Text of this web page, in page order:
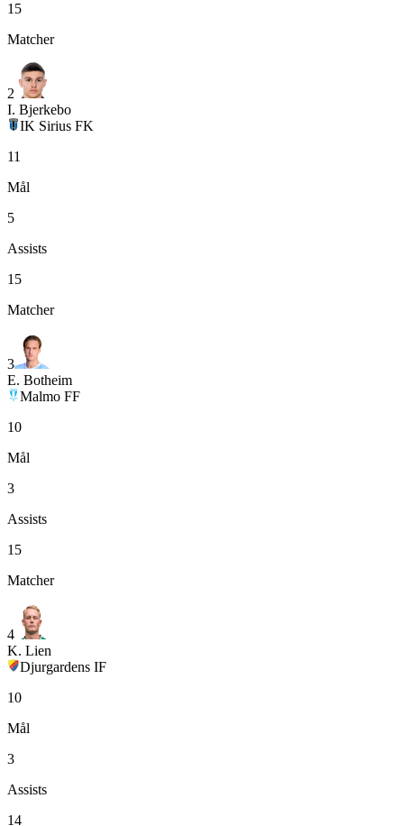
15
Matcher
2
I. Bjerkebo
IK Sirius FK
11
Mål
5
Assists
15
Matcher
3
E. Botheim
Malmo FF
10
Mål
3
Assists
15
Matcher
4
K. Lien
Djurgardens IF
10
Mål
3
Assists
14